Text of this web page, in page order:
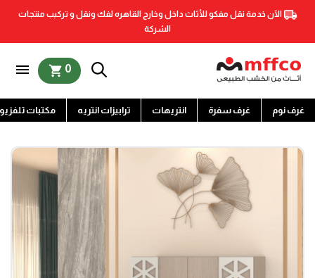
الآن خدمة نقل مفكو للأثاث داخل وخارج القاهره لفك ونقل و تركيب منتجات
الشركة
0
shopping_cart
menu
غرف نوم غرف سفرة انتريهات ترابيزات انتريه مكتبات